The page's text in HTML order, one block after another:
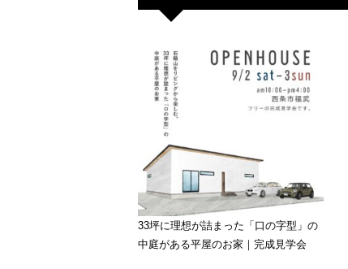
33坪に理想が詰まった「口の字型」の
中庭がある平屋のお家｜完成見学会